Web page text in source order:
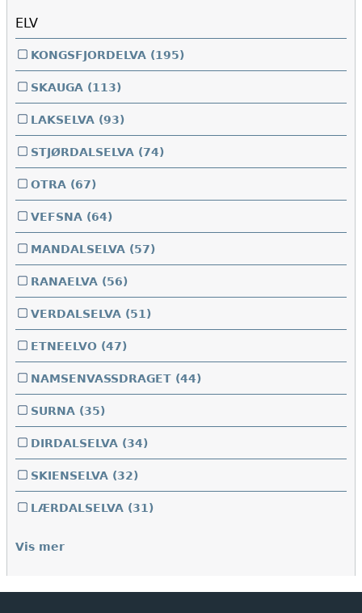
ELV
KONGSFJORDELVA (195)
SKAUGA (113)
LAKSELVA (93)
STJØRDALSELVA (74)
OTRA (67)
VEFSNA (64)
MANDALSELVA (57)
RANAELVA (56)
VERDALSELVA (51)
ETNEELVO (47)
NAMSENVASSDRAGET (44)
SURNA (35)
DIRDALSELVA (34)
SKIENSELVA (32)
LÆRDALSELVA (31)
Vis mer